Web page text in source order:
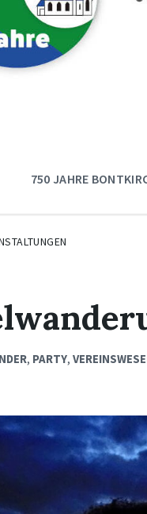
750 JAHRE
, PARTY,